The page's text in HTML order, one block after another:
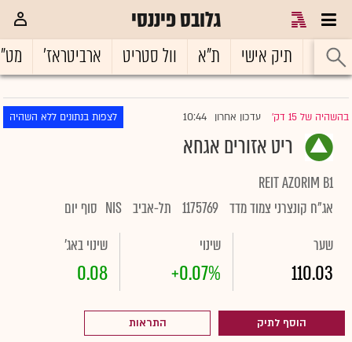
גלובס פיננסי
ראשי תיק אישי ת"א וול סטריט ארביטראז'
בהשהיה של 15 דק' |עדכון אחרון 10:44 לצפות בנתונים ללא השהיה
ריט אזורים אגחא
REIT AZORIM B1
אג"ח קונצרני צמוד מדד 1175769 תל-אביב NIS סוף יום
שער
110.03
שינוי
+0.07%
שינוי באג'
0.08
הוסף לתיק התראות